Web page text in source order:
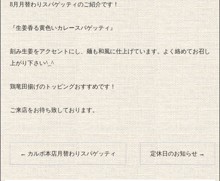
8月月替わりスパゲッティのご紹介です！
『生姜香る黄色いカレースパゲッティ』
刻み生姜をアクセントにし、麺も和風に仕上げています。よく絡めてお召し
上がり下さい^_^
鶏竜田揚げのトッピングおすすめです！
ご来店をお待ち致しております。
←カルボ本店月替わりスパゲッティ 定休日のお知らせ→